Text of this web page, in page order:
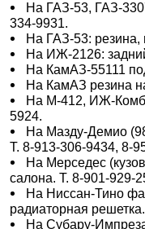
На ГАЗ-53, ГАЗ-
334-9931.
На ГАЗ-53: резина,
На ИЖ-2126:
На КамАЗ-55111
На КамАЗ резина
На М-412, ИЖ-
5924.
На Мазду-Демио
Т. 8-913-306-9434, 8-
На Мерседес
салона. Т. 8-901-929-
На Ниссан-Тино
радиаторная
На Субару-